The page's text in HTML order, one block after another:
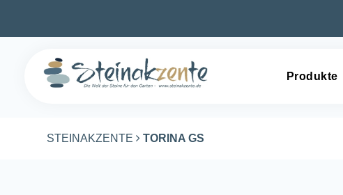
Produkte
STEINAKZENTE TORINA GS